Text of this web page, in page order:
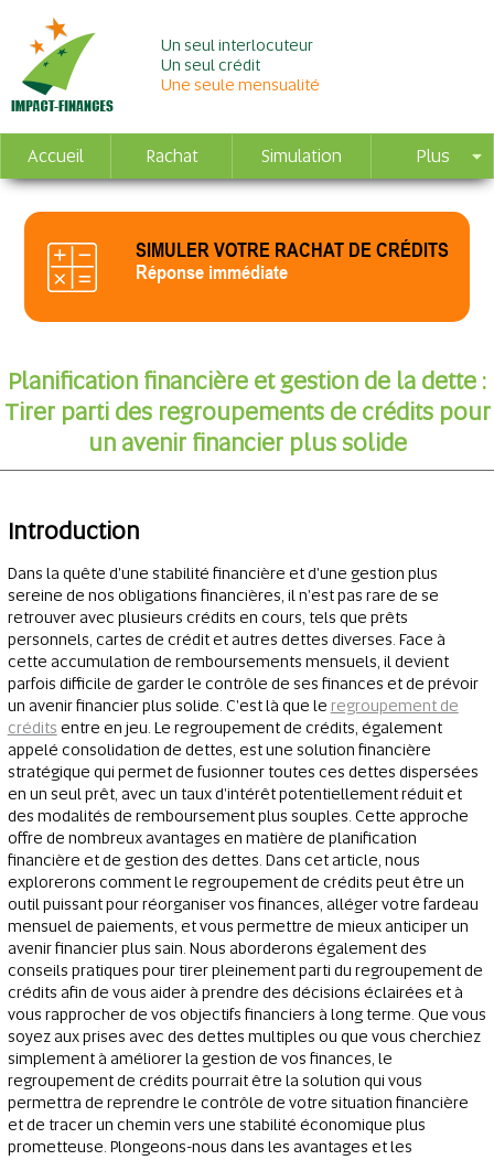
Un seul interlocuteur
Un seul crédit
Une seule mensualité
Accueil Rachat Simulation Plus
SIMULER VOTRE RACHAT DE CRÉDITS
Réponse immédiate
Planification financière et gestion de la dette :
Tirer parti des regroupements de crédits pour
un avenir financier plus solide
Introduction
Dans la quête d'une stabilité financière et d'une gestion plus
sereine de nos obligations financières, il n'est pas rare de se
retrouver avec plusieurs crédits en cours, tels que prêts
personnels, cartes de crédit et autres dettes diverses. Face à
cette accumulation de remboursements mensuels, il devient
parfois difficile de garder le contrôle de ses finances et de prévoir
un avenir financier plus solide. C'est là que le regroupement de
crédits entre en jeu. Le regroupement de crédits, également
appelé consolidation de dettes, est une solution financière
stratégique qui permet de fusionner toutes ces dettes dispersées
en un seul prêt, avec un taux d'intérêt potentiellement réduit et
des modalités de remboursement plus souples. Cette approche
offre de nombreux avantages en matière de planification
financière et de gestion des dettes. Dans cet article, nous
explorerons comment le regroupement de crédits peut être un
outil puissant pour réorganiser vos finances, alléger votre fardeau
mensuel de paiements, et vous permettre de mieux anticiper un
avenir financier plus sain. Nous aborderons également des
conseils pratiques pour tirer pleinement parti du regroupement de
crédits afin de vous aider à prendre des décisions éclairées et à
vous rapprocher de vos objectifs financiers à long terme. Que vous
soyez aux prises avec des dettes multiples ou que vous cherchiez
simplement à améliorer la gestion de vos finances, le
regroupement de crédits pourrait être la solution qui vous
permettra de reprendre le contrôle de votre situation financière
et de tracer un chemin vers une stabilité économique plus
prometteuse. Plongeons-nous dans les avantages et les